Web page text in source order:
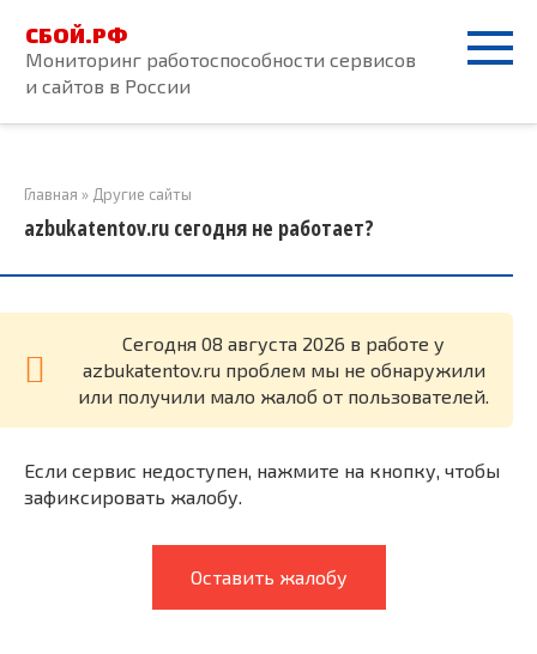
контенту
СБОЙ.РФ
Мониторинг работоспособности сервисов
и сайтов в России
Главная » Другие сайты
azbukatentov.ru сегодня не работает?
Cегодня 08 августа 2026 в работе у
azbukatentov.ru проблем мы не обнаружили
или получили мало жалоб от пользователей.
Если сервис недоступен, нажмите на кнопку, чтобы
зафиксировать жалобу.
Оставить жалобу